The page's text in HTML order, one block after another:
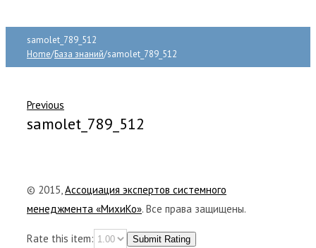
samolet_789_512
Home/База знаний/samolet_789_512
Previous
samolet_789_512
© 2015,Ассоциация экспертов системного
менеджмента «МихиКо». Все права защищены.
Rate this item: Submit Rating